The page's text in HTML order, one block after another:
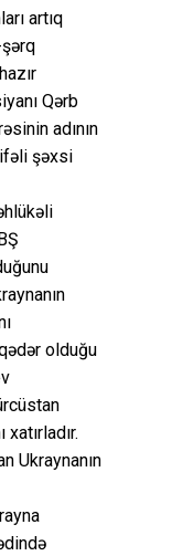
artıq
Qərb
adının
şəxsi
olduğu
Ukraynanın